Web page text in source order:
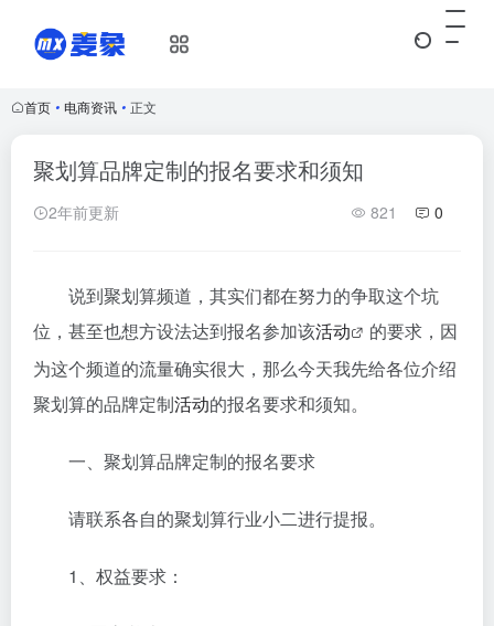
首页 • 电商资讯 • 正文
聚划算品牌定制的报名要求和须知
2年前更新 821 0
说到聚划算频道，其实们都在努力的争取这个坑
位，甚至也想方设法达到报名参加该活动
的要求，因
为这个频道的流量确实很大，那么今天我先给各位介绍
聚划算的品牌定制活动的报名要求和须知。
一、聚划算品牌定制的报名要求
请联系各自的聚划算行业小二进行提报。
1、权益要求：